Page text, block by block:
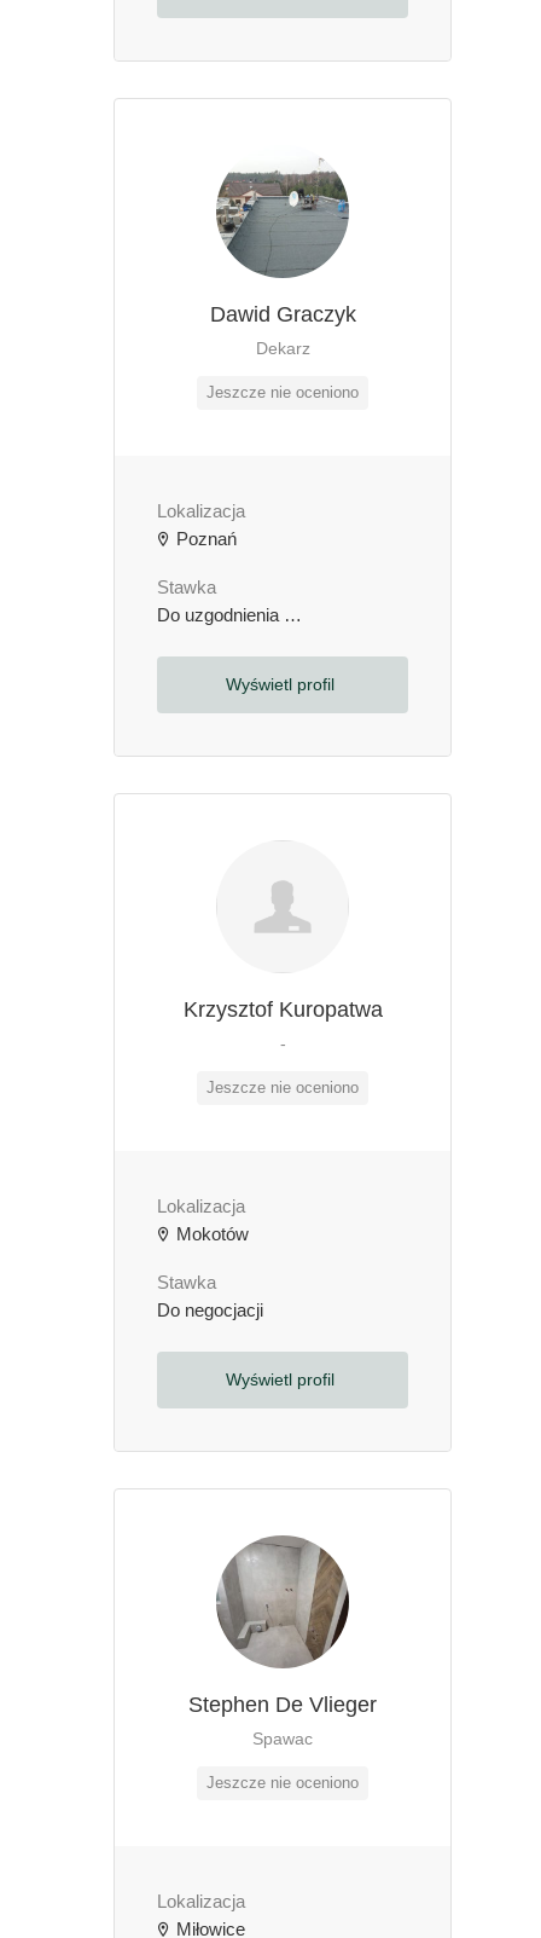
Dawid Graczyk
Dekarz
Jeszcze nie oceniono
Lokalizacja
Poznań
Stawka
Do uzgodnienia
Wyświetl profil
Krzysztof Kuropatwa
-
Jeszcze nie oceniono
Lokalizacja
Mokotów
Stawka
Do negocjacji
Wyświetl profil
Stephen De Vlieger
Spawac
Jeszcze nie oceniono
Lokalizacja
Miłowice